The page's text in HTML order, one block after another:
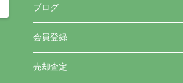
ブログ
会員登録
売却査定